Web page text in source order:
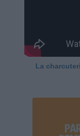
La